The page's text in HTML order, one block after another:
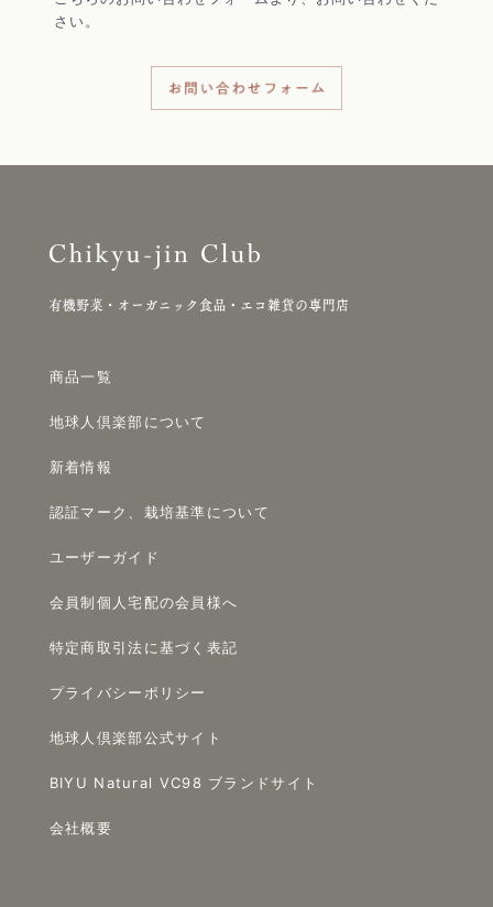
さい。
商品一覧
地球人倶楽部について
新着情報
認証マーク、栽培基準について
ユーザーガイド
会員制個人宅配の会員様へ
特定商取引法に基づく表記
プライバシーポリシー
地球人倶楽部公式サイト
BIYU Natural VC98 ブランドサイト
会社概要